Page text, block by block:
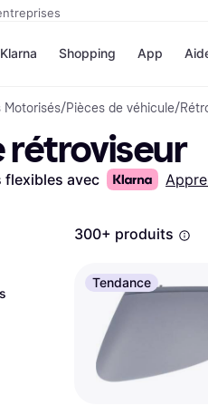
Options de
Toutes les options de
paiement
Payer maintenant
Paiement en 3 fois
Klarna sur Apple Pay
Shopping
Magasins
Airbnb
Temu
Voir tous les
App
Motorisés/Pièces de véhicule/
rétroviseur
flexibles avec
300+ produits
Tendance